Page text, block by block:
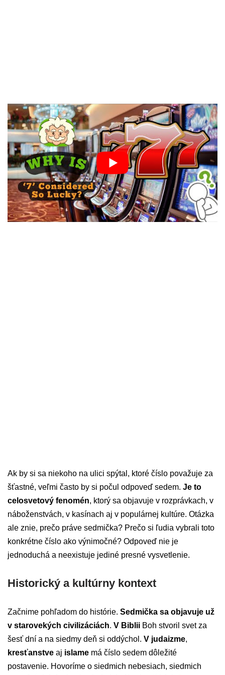
Ak by si sa niekoho na ulici spýtal, ktoré číslo považuje za
šťastné, veľmi často by si počul odpoveď sedem. Je to
celosvetový fenomén, ktorý sa objavuje v rozprávkach, v
náboženstvách, v kasínach aj v populárnej kultúre. Otázka
ale znie, prečo práve sedmička? Prečo si ľudia vybrali toto
konkrétne číslo ako výnimočné? Odpoveď nie je
jednoduchá a neexistuje jediné presné vysvetlenie.
Historický a kultúrny kontext
Začnime pohľadom do histórie. Sedmička sa objavuje už
v starovekých civilizáciách. V Biblii Boh stvoril svet za
šesť dní a na siedmy deň si oddýchol. V judaizme,
kresťanstve aj islame má číslo sedem dôležité
postavenie. Hovoríme o siedmich nebesiach, siedmich